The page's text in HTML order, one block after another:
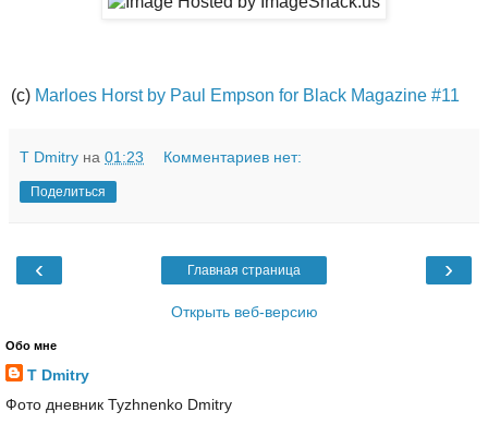
(c) Marloes Horst by Paul Empson for Black Magazine #11
T Dmitry на 01:23 Комментариев нет:
Поделиться
‹ ›
Главная страница
Открыть веб-версию
Обо мне
T Dmitry
Фото дневник Tyzhnenko Dmitry